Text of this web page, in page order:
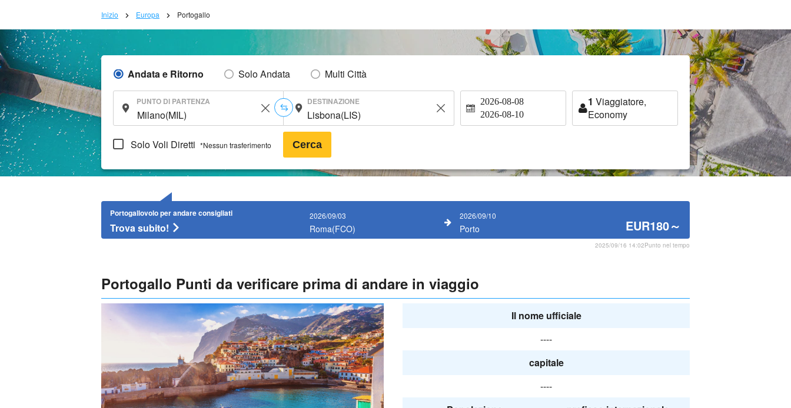
Inizio Europa Portogallo
Andata e Ritorno Solo Andata Multi Città
PUNTO DI PARTENZA DESTINAZIONE 2026-08-08
2026-08-10
1 Viaggiatore,
Economy
Solo Voli Diretti *Nessun trasferimento Cerca
Portogallovolo per andare consigliati
Trova subito!
2026/09/03
Roma(FCO)
2026/09/10
Porto EUR180～
2025/09/16 14:02Punto nel tempo
Portogallo Punti da verificare prima di andare in viaggio
Il nome ufficiale
----
capitale
----